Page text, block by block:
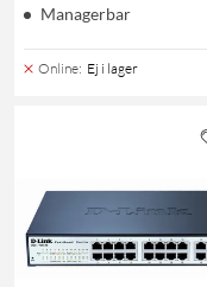
Managerbar
Online: Ej i lager